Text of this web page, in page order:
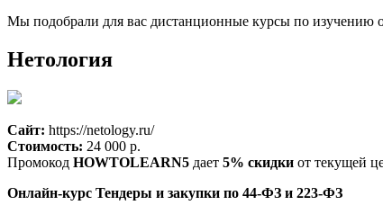
Мы подобрали для вас дистанционные курсы по изучению
Нетология
Сайт: https://netology.ru/
Стоимость: 24 000 р.
Промокод HOWTOLEARN5 дает 5% скидки от текущей
Онлайн-курс Тендеры и закупки по 44-ФЗ и 223-ФЗ